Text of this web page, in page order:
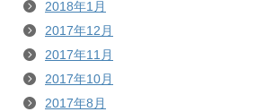
2018年1月
2017年12月
2017年11月
2017年10月
2017年8月